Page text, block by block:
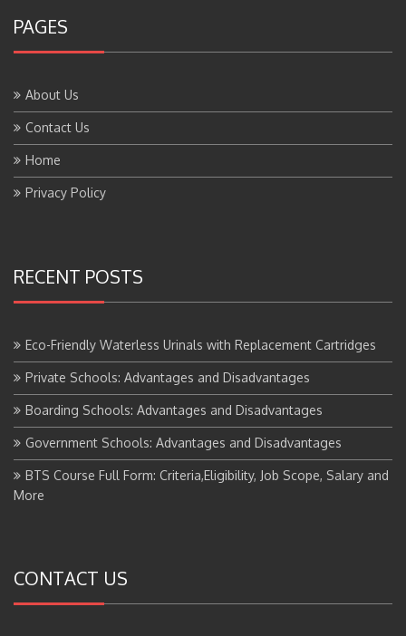
PAGES
About Us
Contact Us
Home
Privacy Policy
RECENT POSTS
Eco-Friendly Waterless Urinals with Replacement Cartridges
Private Schools: Advantages and Disadvantages
Boarding Schools: Advantages and Disadvantages
Government Schools: Advantages and Disadvantages
BTS Course Full Form: Criteria,Eligibility, Job Scope, Salary and
More
CONTACT US